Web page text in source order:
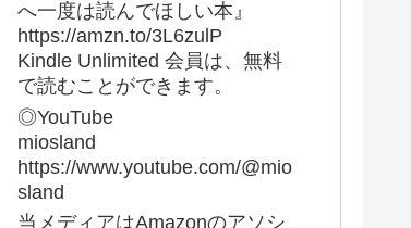
へ一度は読んでほしい本』
https://amzn.to/3L6zulP
Kindle Unlimited 会員は、無料
で読むことができます。
◎YouTube
miosland
https://www.youtube.com/@mio
sland
当メディアはAmazonのアソシ